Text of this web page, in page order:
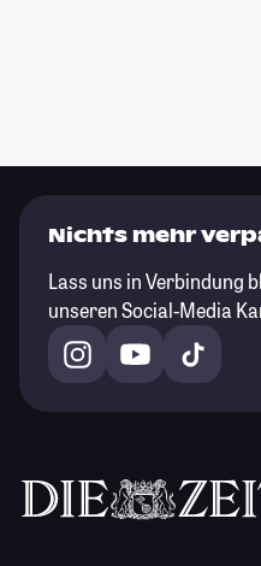
Nichts mehr
Lass uns in Verbindung
unseren Social-Media